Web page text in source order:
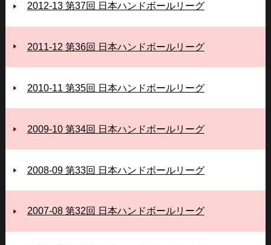
2012-13 第37回 日本ハンドボールリーグ
2011-12 第36回 日本ハンドボールリーグ
2010-11 第35回 日本ハンドボールリーグ
2009-10 第34回 日本ハンドボールリーグ
2008-09 第33回 日本ハンドボールリーグ
2007-08 第32回 日本ハンドボールリーグ